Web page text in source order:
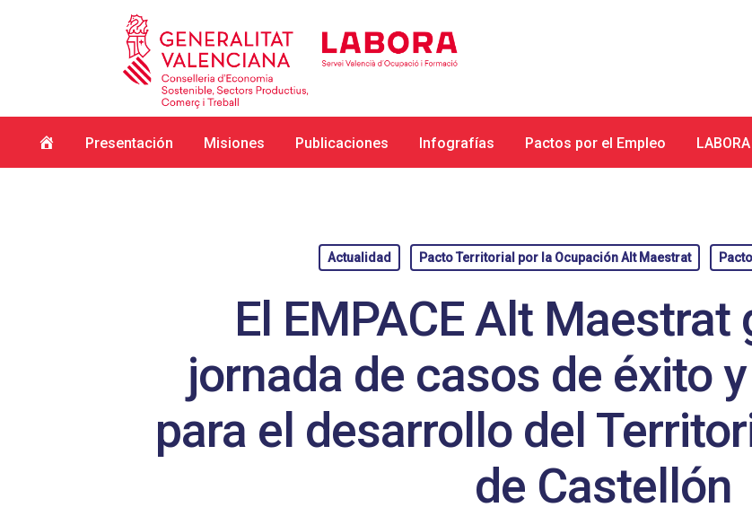
Hit enter to search or ESC to close
InicioPresentación Misiones Publicaciones Infografías Pactos por el Empleo LABORA
Actualidad Pacto Territorial por la Ocupación Alt Maestrat
El EMPACE Alt Maestrat
jornada de casos de éxito
para el desarrollo del
de Castellón